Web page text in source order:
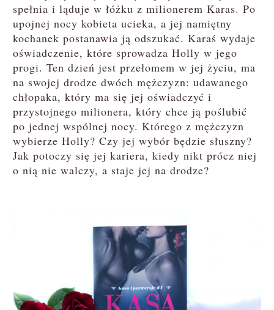
spełnia i ląduje w łóżku z milionerem Karas. Po
upojnej nocy kobieta ucieka, a jej namiętny
kochanek postanawia ją odszukać. Karaś wydaje
oświadczenie, które sprowadza Holly w jego
progi. Ten dzień jest przełomem w jej życiu, ma
na swojej drodze dwóch mężczyzn: udawanego
chłopaka, który ma się jej oświadczyć i
przystojnego milionera, który chce ją poślubić
po jednej wspólnej nocy. Którego z mężczyzn
wybierze Holly? Czy jej wybór będzie słuszny?
Jak potoczy się jej kariera, kiedy nikt prócz niej
o nią nie walczy, a staje jej na drodze?